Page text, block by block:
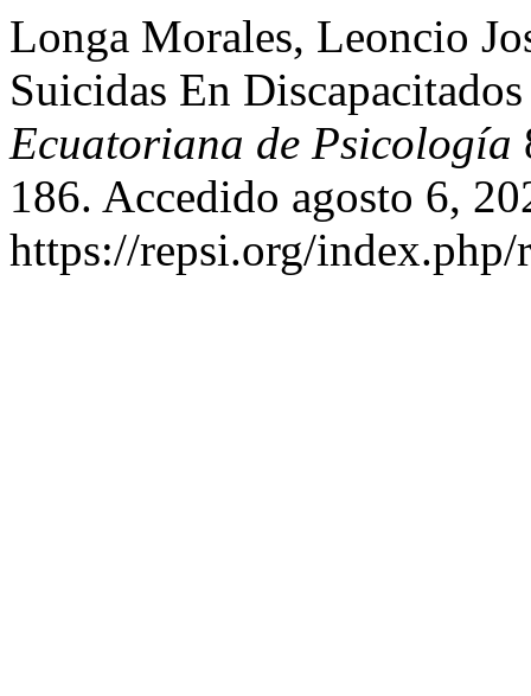
Longa Morales, Leoncio
Suicidas En
Ecuatoriana de Psicología
186. Accedido agosto 6,
https://repsi.org/